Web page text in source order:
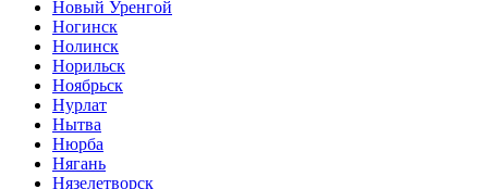
Новый Уренгой
Ногинск
Нолинск
Норильск
Ноябрьск
Нурлат
Нытва
Нюрба
Нягань
Нязелетворск